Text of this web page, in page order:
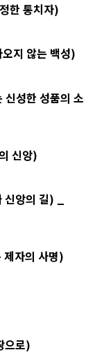
한 통치자)
지 않는 백성)
성한 성품의 소
신앙)
앙의 길) _
자의 사명)
으로)